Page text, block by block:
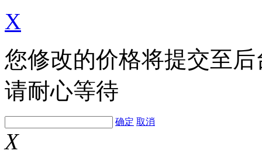
X
您修改的价格将提交至
请耐心等待
确定 取消
X